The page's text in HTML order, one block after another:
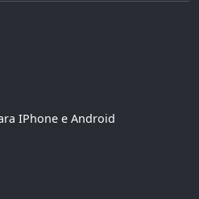
IPhone e Android